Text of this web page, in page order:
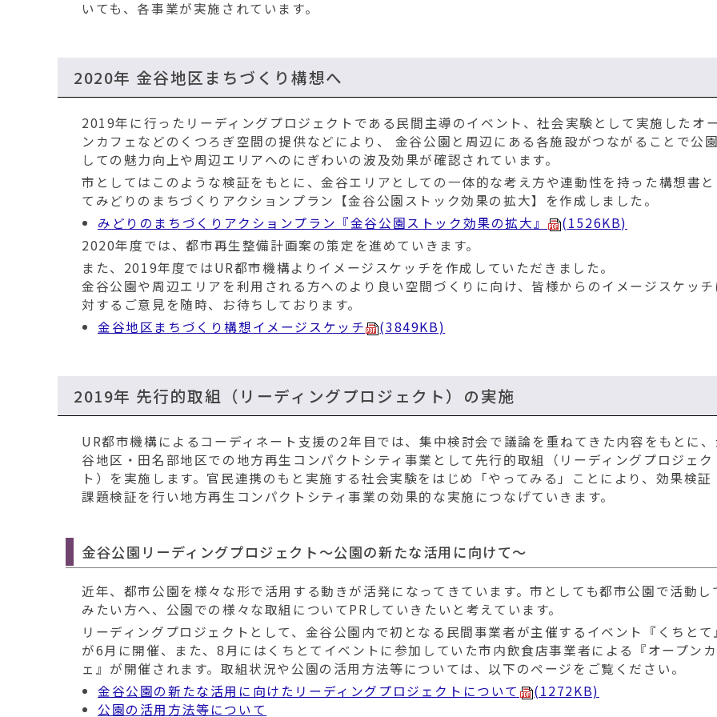
いても、各事業が実施されています。
2020年 金谷地区まちづくり構想へ
2019年に行ったリーディングプロジェクトである民間主導のイベント、社会実験として実施したオ
ンカフェなどのくつろぎ空間の提供などにより、 金谷公園と周辺にある各施設がつながることで公
しての魅力向上や周辺エリアへのにぎわいの波及効果が確認されています。
市としてはこのような検証をもとに、金谷エリアとしての一体的な考え方や連動性を持った構想書と
てみどりのまちづくりアクションプラン【金谷公園ストック効果の拡大】を作成しました。
みどりのまちづくりアクションプラン『金谷公園ストック効果の拡大』
(1526KB)
2020年度では、都市再生整備計画案の策定を進めていきます。
また、2019年度ではUR都市機構よりイメージスケッチを作成していただきました。
金谷公園や周辺エリアを利用される方へのより良い空間づくりに向け、皆様からのイメージスケッチ
対するご意見を随時、お待ちしております。
金谷地区まちづくり構想イメージスケッチ
(3849KB)
2019年 先行的取組（リーディングプロジェクト）の実施
UR都市機構によるコーディネート支援の2年目では、集中検討会で議論を重ねてきた内容をもとに、
谷地区・田名部地区での地方再生コンパクトシティ事業として先行的取組（リーディングプロジェク
ト）を実施します。官民連携のもと実施する社会実験をはじめ「やってみる」ことにより、効果検証
課題検証を行い地方再生コンパクトシティ事業の効果的な実施につなげていきます。
金谷公園リーディングプロジェクト～公園の新たな活用に向けて～
近年、都市公園を様々な形で活用する動きが活発になってきています。市としても都市公園で活動し
みたい方へ、公園での様々な取組についてPRしていきたいと考えています。
リーディングプロジェクトとして、金谷公園内で初となる民間事業者が主催するイベント『くちとて
が6月に開催、また、8月にはくちとてイベントに参加していた市内飲食店事業者による『オープン
ェ』が開催されます。取組状況や公園の活用方法等については、以下のページをご覧ください。
金谷公園の新たな活用に向けたリーディングプロジェクトについて
(1272KB)
公園の活用方法等について